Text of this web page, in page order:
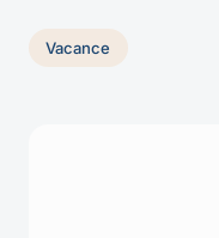
Vacance